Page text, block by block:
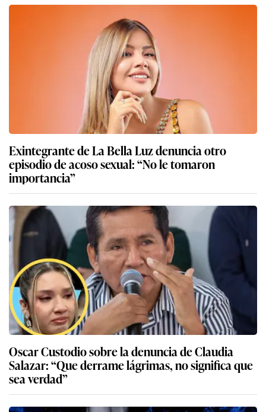
Exintegrante de La Bella Luz denuncia otro
episodio de acoso sexual: “No le tomaron
importancia”
Oscar Custodio sobre la denuncia de Claudia
Salazar: “Que derrame lágrimas, no significa que
sea verdad”